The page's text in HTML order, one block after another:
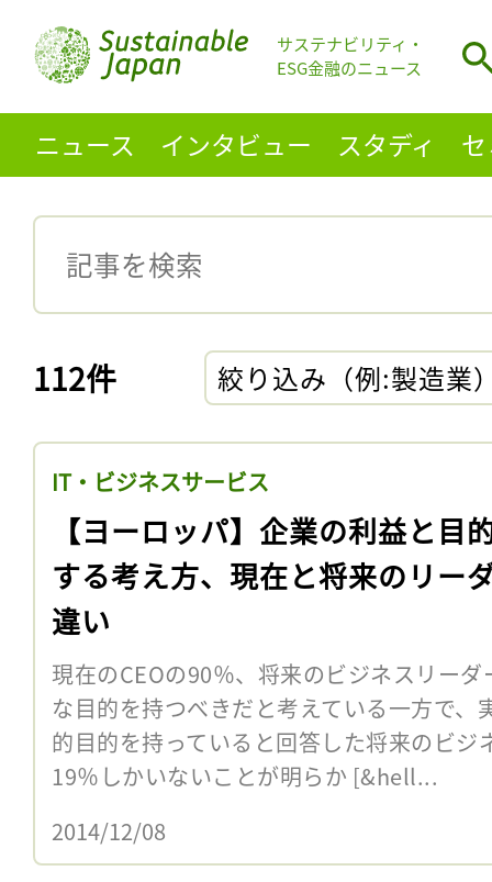
サステナビリティ・
ESG金融のニュース
ニュース インタビュー スタディ
112件 絞り込み（例:製造業
IT・ビジネスサービス
【ヨーロッパ】企業の利益と目
する考え方、現在と将来のリー
違い
現在のCEOの90％、将来のビジネスリー
な目的を持つべきだと考えている一方で、
的目的を持っていると回答した将来のビジ
19％しかいないことが明らか [&hell...
2014/12/08